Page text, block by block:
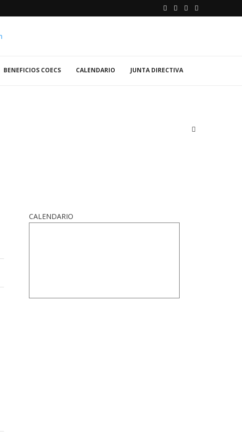
BENEFICIOS COECS CALENDARIO JUNTA DIRECTIVA
CALENDARIO